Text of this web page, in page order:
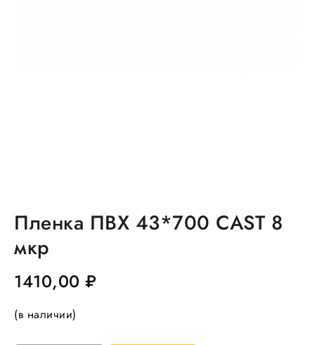
Пленка ПВХ 43*700 CAST 8
мкр
1410,00 ₽
(в наличии)